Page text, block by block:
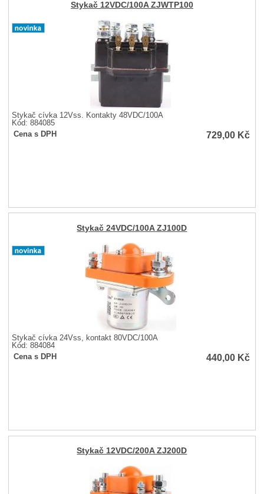
Stykač 12VDC/100A ZJWTP100
Stykač cívka 12Vss. Kontakty 48VDC/100A
Kód: 884085
Cena s DPH
729,00 Kč
Stykač 24VDC/100A ZJ100D
Stykač cívka 24Vss, kontakt 80VDC/100A
Kód: 884084
Cena s DPH
440,00 Kč
Stykač 12VDC/200A ZJ200D